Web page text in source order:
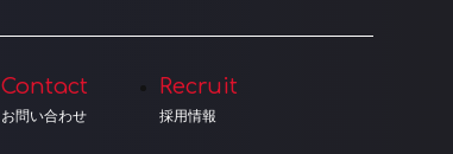
Contact
お問い合わせ
Recruit
採用情報